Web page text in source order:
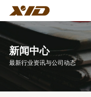
新闻中心
最新行业资讯与公司动态